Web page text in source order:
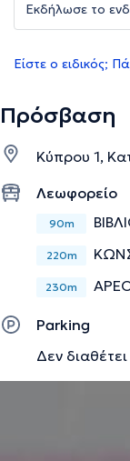
Εκδήλωσε το
Είστε ο ειδικός;
Πρόσβαση
Κύπρου 1,
Λεωφορείο
90m
220m
230m
Parking
Δεν